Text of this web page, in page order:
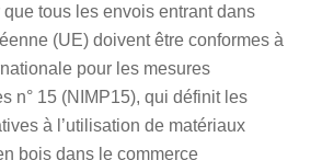
tous les envois entrant dans
(UE) doivent être conformes à
pour les mesures
n° 15 (NIMP15), qui définit les
à l’utilisation de matériaux
bois dans le commerce